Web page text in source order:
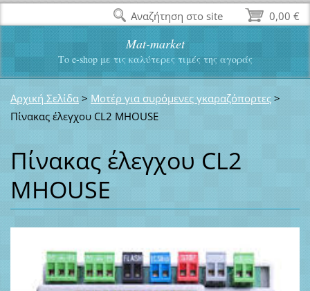
Mat-market
Το e-shop με τις καλύτερες τιμές της αγοράς
Αρχική Σελίδα > Μοτέρ για συρόμενες γκαραζόπορτες >
Πίνακας έλεγχου CL2 MHOUSE
Πίνακας έλεγχου CL2
MHOUSE
0,00 €
Αναζήτηση στο site